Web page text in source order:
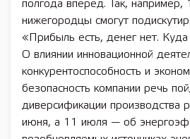
полгода вперед. Так, например,
нижегородцы смогут
«Прибыль есть, денег нет.
О влиянии инновационной
конкурентоспособность и
безопасность компании речь
диверсификации производства
июня, а 11 июля — об